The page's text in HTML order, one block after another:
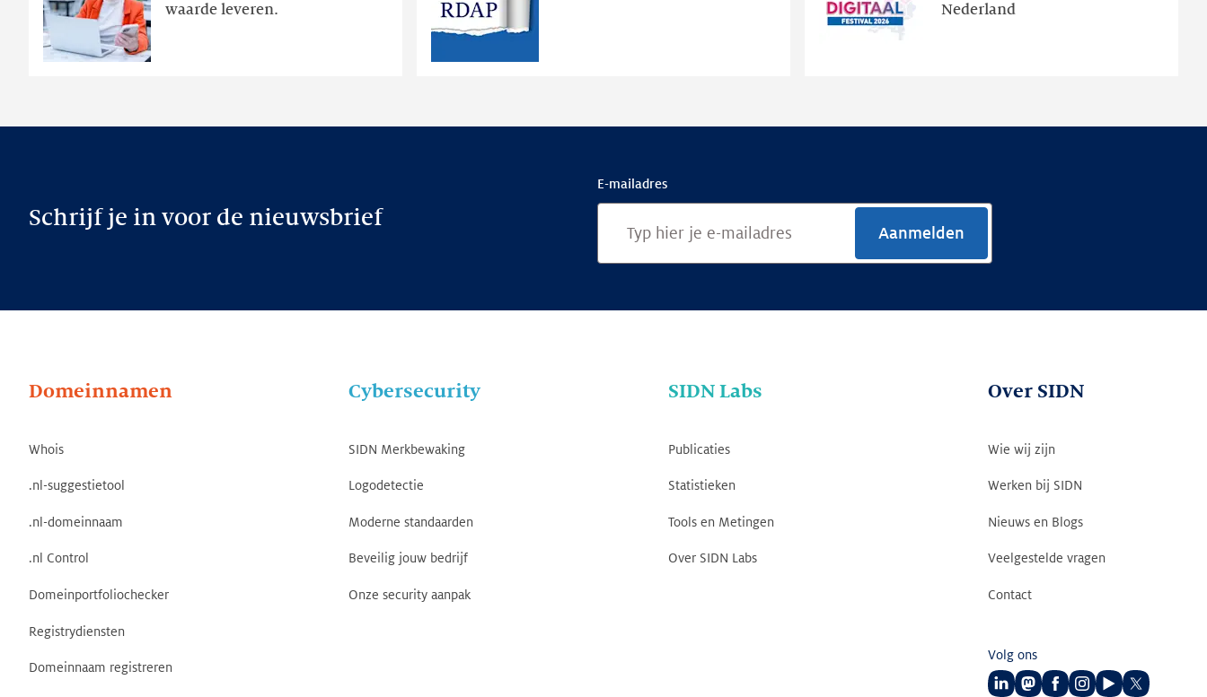
waarde leveren.
later
publieke
RDAP
Nederland
Schrijf je in voor de nieuwsbrief
E-mailadres
Aanmelden
Domeinnamen
Whois
.nl-suggestietool
.nl-domeinnaam
.nl Control
Domeinportfoliochecker
Registrydiensten
Domeinnaam registreren
Cybersecurity
SIDN Merkbewaking
Logodetectie
Moderne standaarden
Beveilig jouw bedrijf
Onze security aanpak
SIDN Labs
Publicaties
Statistieken
Tools en Metingen
Over SIDN Labs
Over SIDN
Wie wij zijn
Werken bij SIDN
Nieuws en Blogs
Veelgestelde vragen
Contact
Volg ons